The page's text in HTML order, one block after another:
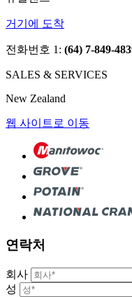
거기에 도착
전화번호 1: (64) 7-849-
SALES & SERVICES
New Zealand
웹 사이트로 이동
연락처
회사
성